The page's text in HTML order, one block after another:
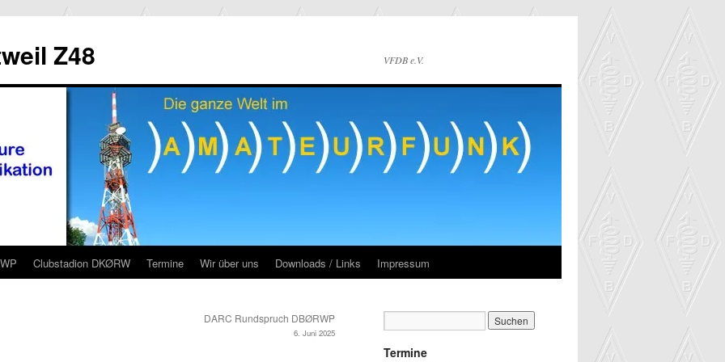
Z48 VFDB e.V.
Clubstadion DKØRW Termine Wir über uns Downloads / Links Impressum
DARC Rundspruch DBØRWP
6. Juni 2025
Termine